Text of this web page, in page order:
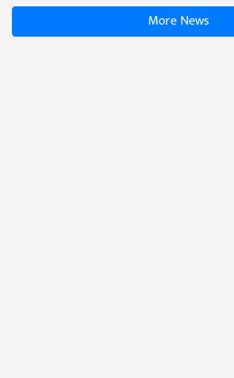
More News